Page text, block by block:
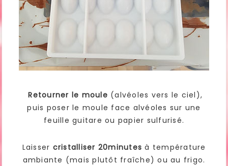
Retourner le moule (alvéoles vers le ciel),
puis poser le moule face alvéoles sur une
feuille guitare ou papier sulfurisé.
Laisser cristalliser 20minutes à température
ambiante (mais plutôt fraîche) ou au frigo.